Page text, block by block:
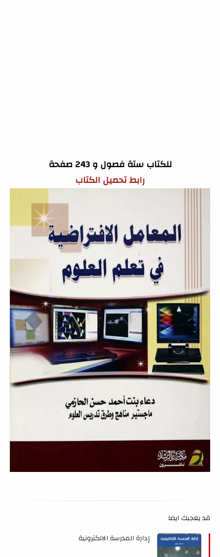
للكتاب ستة فصول و 243 صفحة
رابط تحميل الكتاب
قد يعجبك ايضا
إدارة المدرسة الالكترونية